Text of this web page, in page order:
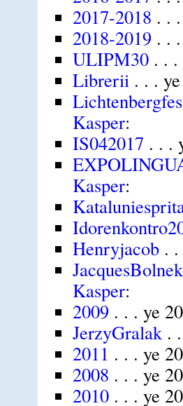
2017-2018 . .
2018-2019. . .
ULIPM30. . .
Librerii. . . ye
Kasper:
IS042017 . . .
Kasper:
Henryjacob. .
Kasper:
2009. . . ye
JerzyGralak. .
2011 . . . ye
2008 . . . ye
2010. . . ye